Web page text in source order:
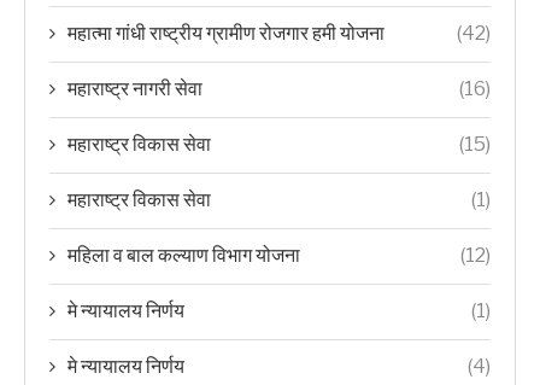
महात्मा गांधी राष्ट्रीय ग्रामीण रोजगार हमी योजना (42)
महाराष्ट्र नागरी सेवा (16)
महाराष्ट्र विकास सेवा (15)
महाराष्ट्र विकास सेवा (1)
महिला व बाल कल्याण विभाग योजना (12)
मे न्यायालय निर्णय (1)
मे न्यायालय निर्णय (4)